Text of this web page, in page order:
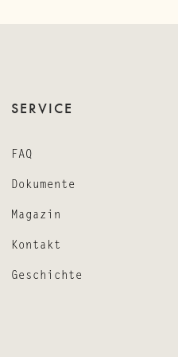
SERVICE
FAQ
Dokumente
Magazin
Kontakt
Geschichte